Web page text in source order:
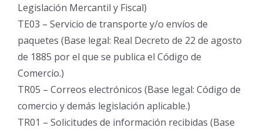
Legislación Mercantil y Fiscal)
TE03 – Servicio de transporte y/o envíos de
paquetes (Base legal: Real Decreto de 22 de agosto
de 1885 por el que se publica el Código de
Comercio.)
TR05 – Correos electrónicos (Base legal: Código de
comercio y demás legislación aplicable.)
TR01 – Solicitudes de información recibidas (Base